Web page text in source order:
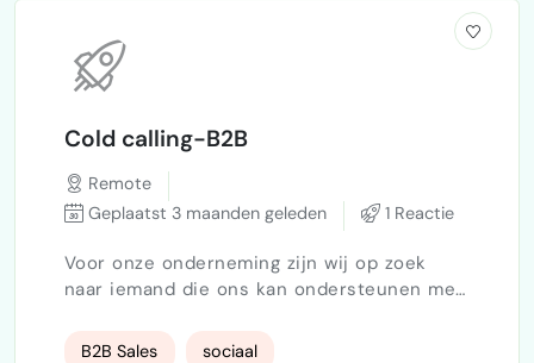
Cold calling-B2B
Remote
Geplaatst 3 maanden geleden
1 Reactie
Voor onze onderneming zijn wij op zoek
naar iemand die ons kan ondersteunen met
markt met het automatiseren van hun
B2B Sales sociaal